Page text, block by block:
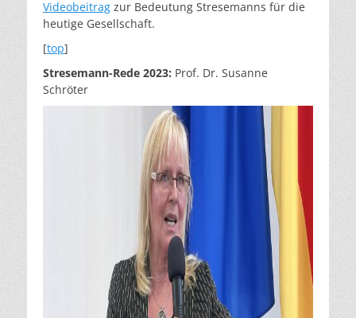
Videobeitrag zur Bedeutung Stresemanns für die
heutige Gesellschaft.
[top]
Stresemann-Rede 2023: Prof. Dr. Susanne
Schröter